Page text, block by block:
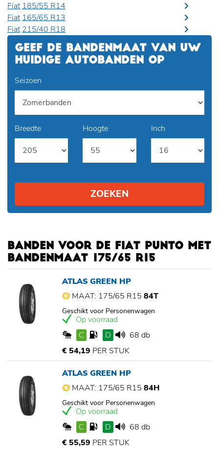
Fiat 185/55 R14
Fiat 165/65 R13
Fiat 215/40 R18
GEEF DE BANDENMAAT VAN UW
HUIDIGE AUTOBANDEN OP
Seizoen
Breedte Hoogte Inch
ZOEKEN
BANDEN VOOR DE FIAT PUNTO MET
BANDENMAAT 175/65 R15
ATLAS GREEN HP
MAAT: 175/65 R15 84T
Geschikt voor Personenwagen
Op voorraad
C
D
68 db
€ 54,19 PER STUK
ATLAS GREEN HP
MAAT: 175/65 R15 84H
Geschikt voor Personenwagen
Op voorraad
C
D
68 db
€ 55,59 PER STUK